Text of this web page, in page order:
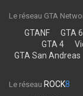
Le réseau GTA
GTANF GTA 6
GTA 4
GTA San Andreas
Le réseau ROCK8